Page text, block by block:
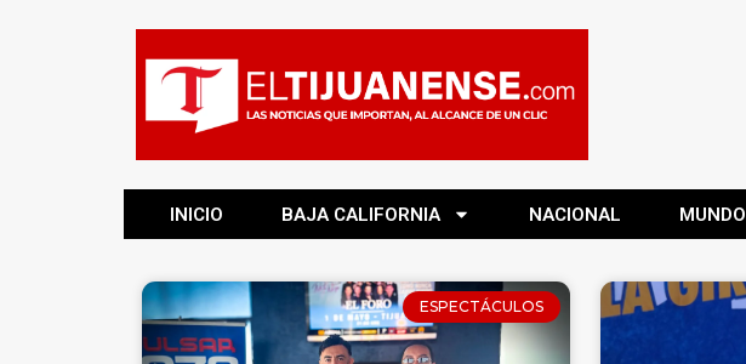
INICIO BAJA CALIFORNIA NACIONAL MUNDO
ESPECTÁCULOS